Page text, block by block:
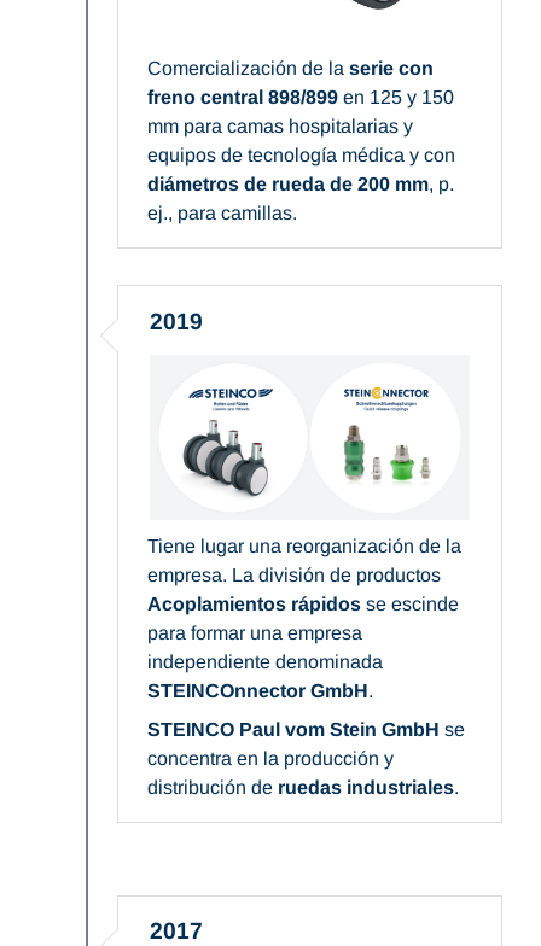
Comercialización de la serie con
freno central 898/899 en 125 y 150
mm para camas hospitalarias y
equipos de tecnología médica y con
diámetros de rueda de 200 mm, p.
ej., para camillas.
2019
Tiene lugar una reorganización de la
empresa. La división de productos
Acoplamientos rápidos se escinde
para formar una empresa
independiente denominada
STEINCOnnector GmbH.
STEINCO Paul vom Stein GmbH se
concentra en la producción y
distribución de ruedas industriales.
2017